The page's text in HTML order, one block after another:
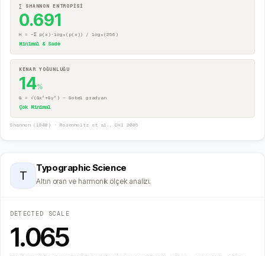
∑ SHANNON ENTROPİSİ
0.691
H = −Σ p(x)·log₂(p(x)) / log₂(256)
Minimal & Sade
KENAR YOĞUNLUĞU
14%
G = √(Gx²+Gy²) — Sobel gradyan
Çok Minimal
Shannon (1948) · Rosenholtz et al., CHI 2005
T
Typographic Science
Altın oran ve harmonik ölçek analizi.
DETECTED SCALE
1.065